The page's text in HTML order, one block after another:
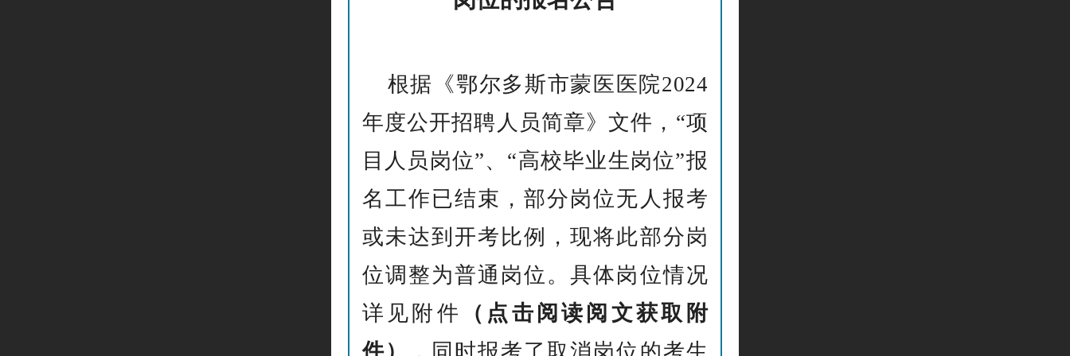
根据《鄂尔多斯市蒙医医院2024
年度公开招聘人员简章》文件，“项
目人员岗位”、“高校毕业生岗位”报
名工作已结束，部分岗位无人报考
或未达到开考比例，现将此部分岗
位调整为普通岗位。具体岗位情况
详见附件
（点击阅读阅文获取附